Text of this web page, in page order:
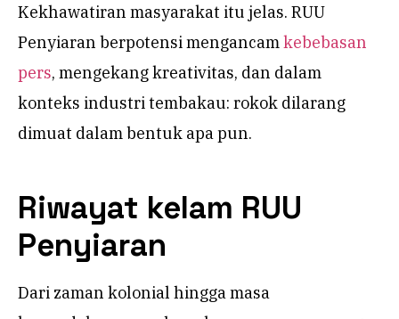
Kekhawatiran masyarakat itu jelas. RUU
Penyiaran berpotensi mengancam kebebasan
pers, mengekang kreativitas, dan dalam
konteks industri tembakau: rokok dilarang
dimuat dalam bentuk apa pun.
Riwayat kelam RUU
Penyiaran
Dari zaman kolonial hingga masa